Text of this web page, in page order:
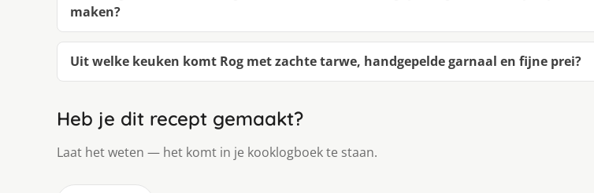
maken?
Uit welke keuken komt Rog met zachte tarwe, handgepelde garnaal en fijne prei?
Heb je dit recept gemaakt?
Laat het weten — het komt in je kooklogboek te staan.